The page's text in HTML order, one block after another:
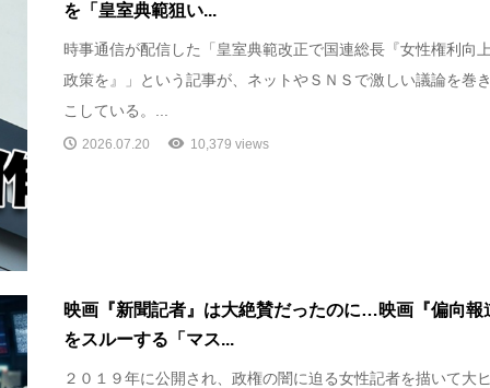
を「皇室典範狙い...
時事通信が配信した「皇室典範改正で国連総長『女性権利向
政策を』」という記事が、ネットやＳＮＳで激しい議論を巻
こしている。...
2026.07.20 10,379 views
映画『新聞記者』は大絶賛だったのに…映画『偏向報
をスルーする「マス...
２０１９年に公開され、政権の闇に迫る女性記者を描いて大